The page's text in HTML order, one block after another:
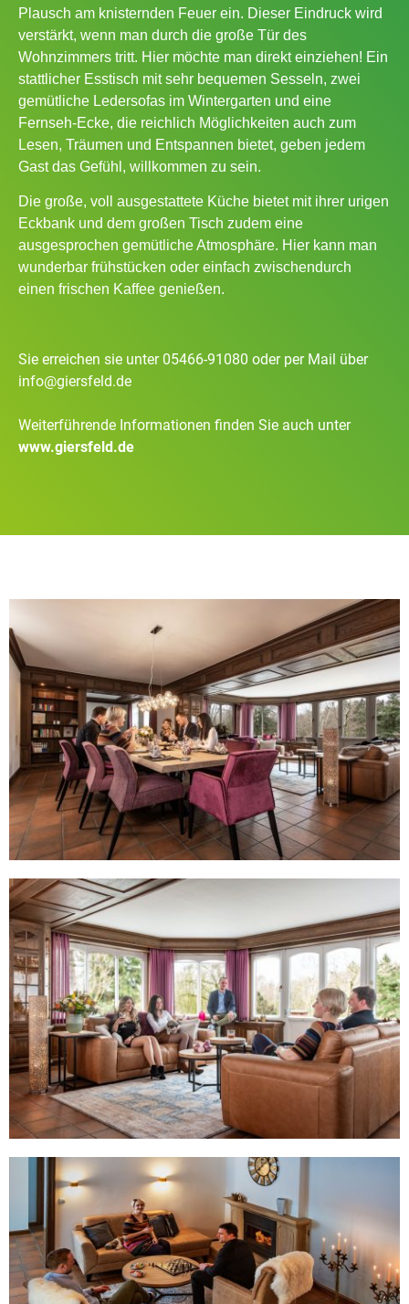
Plausch am knisternden Feuer ein. Dieser Eindruck wird
verstärkt, wenn man durch die große Tür des
Wohnzimmers tritt. Hier möchte man direkt einziehen! Ein
stattlicher Esstisch mit sehr bequemen Sesseln, zwei
gemütliche Ledersofas im Wintergarten und eine
Fernseh-Ecke, die reichlich Möglichkeiten auch zum
Lesen, Träumen und Entspannen bietet, geben jedem
Gast das Gefühl, willkommen zu sein.
Die große, voll ausgestattete Küche bietet mit ihrer urigen
Eckbank und dem großen Tisch zudem eine
ausgesprochen gemütliche Atmosphäre. Hier kann man
wunderbar frühstücken oder einfach zwischendurch
einen frischen Kaffee genießen.
Sie erreichen sie unter 05466-91080 oder per Mail über
info@giersfeld.de
Weiterführende Informationen finden Sie auch unter
www.giersfeld.de